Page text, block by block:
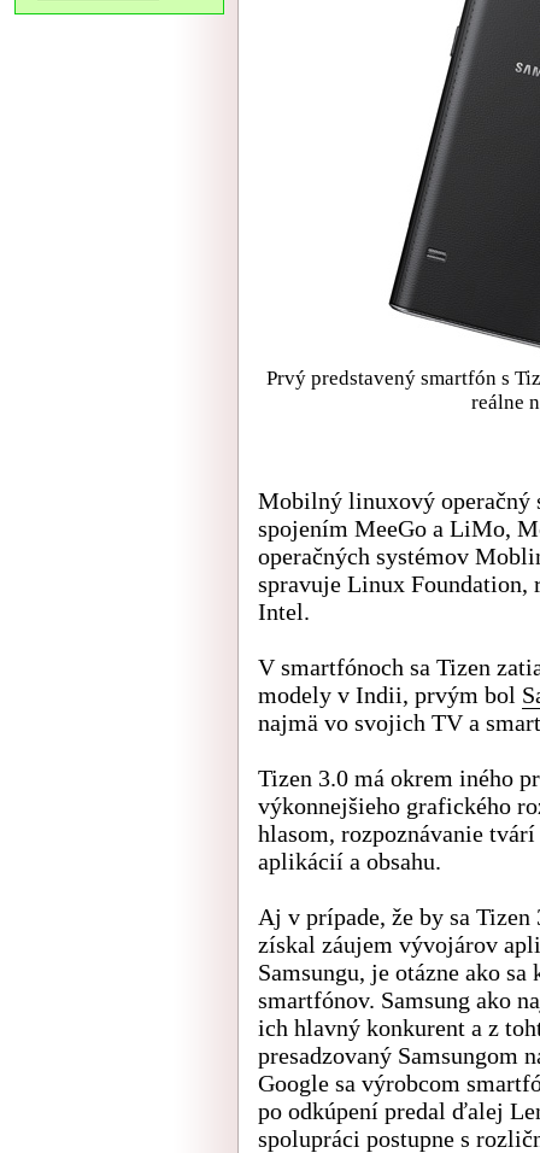
Prvý predstavený smartfón s
reálne
Mobilný linuxový operačný
spojením MeeGo a LiMo,
operačných systémov
spravuje Linux Foundation,
Intel.
V smartfónoch sa Tizen
modely v Indii, prvým bol
najmä vo svojich TV a
Tizen 3.0 má okrem iného
výkonnejšieho grafického
hlasom, rozpoznávanie
aplikácií a obsahu.
Aj v prípade, že by sa
získal záujem vývojárov
Samsungu, je otázne ako
smartfónov. Samsung ako
ich hlavný konkurent a z
presadzovaný Samsungom
Google sa výrobcom
po odkúpení predal ďalej
spolupráci postupne s